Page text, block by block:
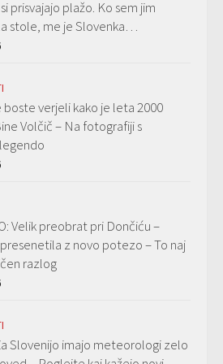
prisvajajo plažo. Ko sem jim
stole, me je Slovenka…
boste verjeli kako je leta 2000
Volčič – Na fotografiji s
Velik preobrat pri Dončiću –
z novo potezo – To naj
razlog
Slovenijo imajo meteorologi zelo